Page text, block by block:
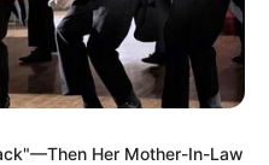
Her Mother-In-Law